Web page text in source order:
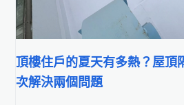
頂樓住戶的夏天有多熱？屋頂
次解決兩個問題